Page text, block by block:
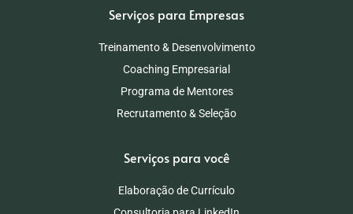
Serviços para Empresas
Treinamento & Desenvolvimento
Coaching Empresarial
Programa de Mentores
Recrutamento & Seleção
Serviços para você
Elaboração de Currículo